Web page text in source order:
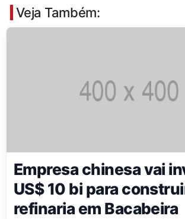
Veja Também:
Empresa chinesa vai
US$ 10 bi para
refinaria em Bacabeira